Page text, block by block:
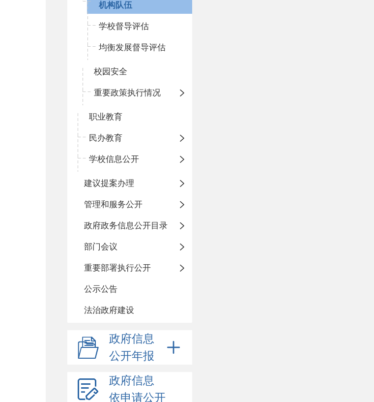
机构队伍
学校督导评估
均衡发展督导评估
校园安全
重要政策执行情况
职业教育
民办教育
学校信息公开
建议提案办理
管理和服务公开
政府政务信息公开目录
部门会议
重要部署执行公开
公示公告
法治政府建设
政府信息
公开年报
政府信息
依申请公开